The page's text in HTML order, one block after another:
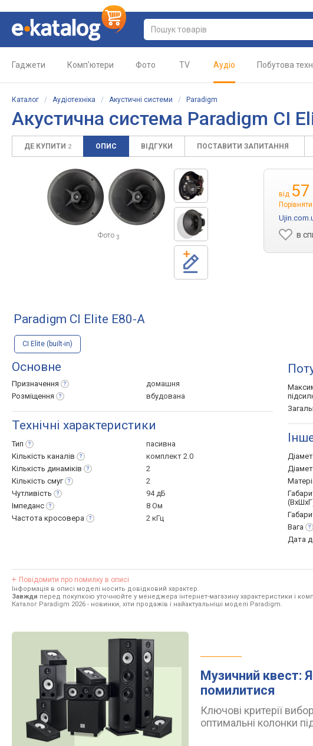
Гаджети Комп'ютери Фото TV Аудіо Побутова
Каталог / Аудіотехніка / Акустичні системи / Paradigm
Акустична система Paradigm CI
ДЕ КУПИТИ 2 ОПИС ВІДГУКИ ПОСТАВИТИ ЗАПИТАННЯ
Фото 3
від
в
Paradigm CI Elite E80-A
CI Elite (built-in)
Основне
Призначення
домашня
Розміщення
вбудована
Технічні характеристики
Тип
пасивна
Кількість каналів
комплект 2.0
Кількість динаміків
2
Кількість смуг
2
Чутливість
94 дБ
Імпеданс
8 Ом
Частота кросовера 2 кГц
Вага
Дата
Повідомити про помилку в описі
Інформація в описі моделі носить довідковий характер.
Завжди перед покупкою уточнюйте у менеджера інтернет-магазину характеристики і
Каталог Paradigm 2026 - новинки, хіти продажів і найактуальніші моделі Paradigm.
Музичний квест:
помилитися
Ключові критерії
оптимальні колонки